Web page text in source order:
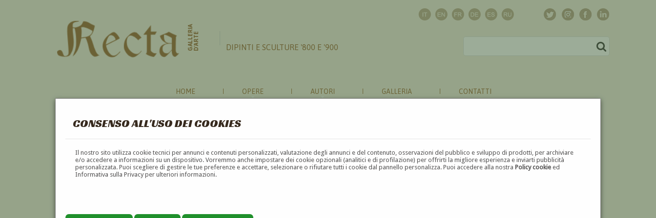
CONSENSO ALL'USO DEI COOKIES
Il nostro sito utilizza cookie tecnici per annunci e contenuti personalizzati, valutazione degli annunci e del contenuto, osservazioni del pubblico e sviluppo di prodotti, per archiviare
e/o accedere a informazioni su un dispositivo. Vorremmo anche impostare dei cookie opzionali (analitici e di profilazione) per offrirti la migliore esperienza e inviarti pubblicità
personalizzata. Puoi scegliere di gestire le tue preferenze e accettare, selezionare o rifiutare tutti i cookie dal pannello personalizza. Puoi accedere alla nostraPolicy cookie ed
Informativa sulla Privacy per ulteriori informazioni.
GALLERIAD'ARTE DIPINTI E SCULTURE '800 E '900
HOME OPERE AUTORI GALLERIA CONTATTI
POLONIA
A B C D E F G H I J K L M N O P Q R S T U V W X Y Z ⬅